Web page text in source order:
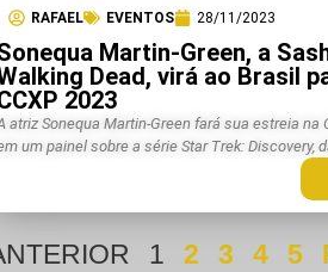
RAFAEL EVENTOS 28/11/2023
Martin-Green, a
Dead, virá ao Brasil
2023
atriz Sonequa Martin-Green fará sua estreia na
um painel sobre a série Star Trek: Discovery,
1 2 3 4 5